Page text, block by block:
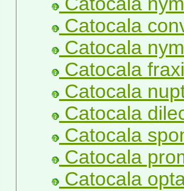
Catocala
Catocala
Catocala
Catocala
Catocala
Catocala
Catocala
Catocala